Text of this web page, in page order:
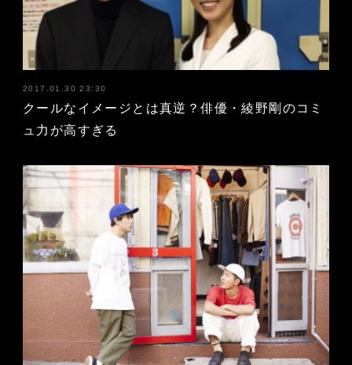
2017.01.30 23:30
クールなイメージとは真逆？俳優・綾野剛のコミ
ュ力が高すぎる